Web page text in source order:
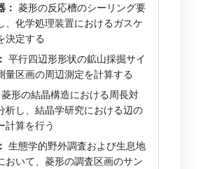
： 菱形の反応槽のシーリング要
、化学処理装置におけるガスケ
決定する
平行四辺形形状の鉱山採掘サイ
量区画の周辺測定を計算する
菱形の結晶構造における周長対
析し、結晶学研究における辺の
計算を行う
生態学的野外調査および生息地
おいて、菱形の調査区画のサン